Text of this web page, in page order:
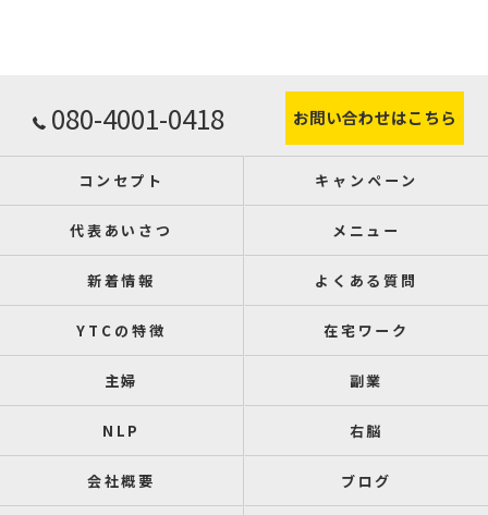
080-4001-0418 お問い合わせはこちら
コンセプト キャンペーン
代表あいさつ メニュー
新着情報 よくある質問
YTCの特徴 在宅ワーク
主婦 副業
NLP 右脳
会社概要 ブログ